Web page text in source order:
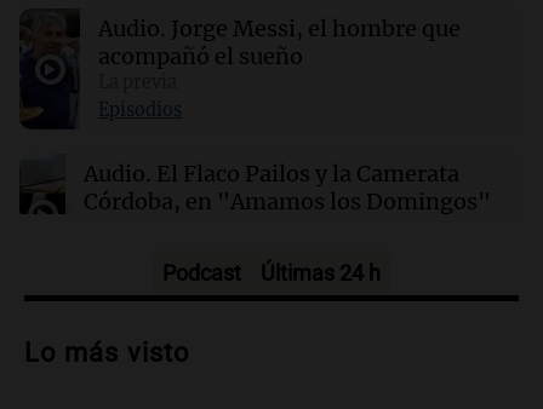
00:22
Clima en Mendoza: cómo estará el tiempo
este lunes 10 de agosto
Audio. Jorge Messi, el hombre que
acompañó el sueño
Episodios
Audio. El Flaco Pailos y la Camerata
Córdoba, en "Amamos los Domingos"
hablaron de su obra en Cadena 3
Podcast Últimas 24 h
Lo más visto